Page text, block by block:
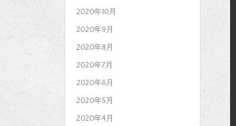
2020年10月
2020年9月
2020年8月
2020年7月
2020年6月
2020年5月
2020年4月